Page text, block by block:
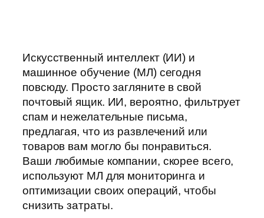
Искусственный интеллект (ИИ) и
машинное обучение (МЛ) сегодня
повсюду. Просто загляните в свой
почтовый ящик. ИИ, вероятно, фильтрует
спам и нежелательные письма,
предлагая, что из развлечений или
товаров вам могло бы понравиться.
Ваши любимые компании, скорее всего,
используют МЛ для мониторинга и
оптимизации своих операций, чтобы
снизить затраты.